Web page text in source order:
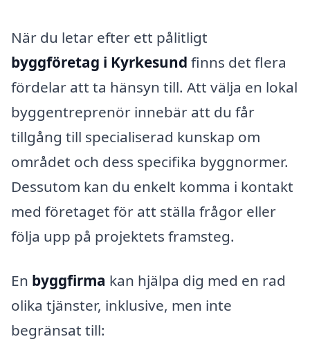
När du letar efter ett pålitligt
byggföretag i Kyrkesund finns det flera
fördelar att ta hänsyn till. Att välja en lokal
byggentreprenör innebär att du får
tillgång till specialiserad kunskap om
området och dess specifika byggnormer.
Dessutom kan du enkelt komma i kontakt
med företaget för att ställa frågor eller
följa upp på projektets framsteg.
En byggfirma kan hjälpa dig med en rad
olika tjänster, inklusive, men inte
begränsat till: